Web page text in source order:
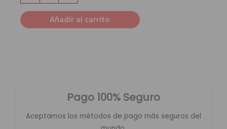
Añadir al carrito
Pago 100% Seguro
Aceptamos los métodos de pago más seguros del